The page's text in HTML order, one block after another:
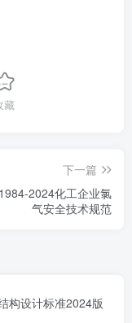
藏
下一篇
2024化工企业氯
气安全技术规范
构设计标准2024版